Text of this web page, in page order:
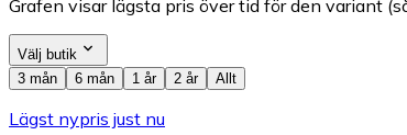
Grafen visar lägsta pris över tid för den variant
Välj butik
3 mån
6 mån 1 år 2 år Allt
Lägst nypris just nu